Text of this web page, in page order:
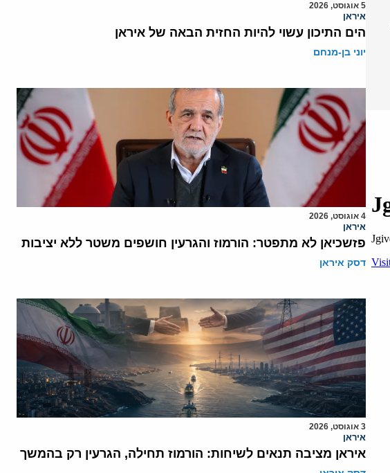
5 אוגוסט, 2026
איראן
הים התיכון עשוי להיות החזית הבאה של איראן
יוני בן-מנחם
4 אוגוסט, 2026
איראן
פזשכיאן לא מתפטר: הורמוז והגרעין חושפים משטר ללא יציבות
דסק איראן
3 אוגוסט, 2026
איראן
איראן מציבה תנאים לשיחות: הורמוז תחילה, הגרעין רק בהמשך